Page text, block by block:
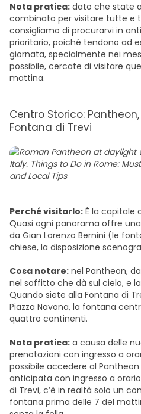
Nota pratica: dato che state
combinato per visitare tutte e
consigliamo di procurarvi in
prioritario, poiché tendono ad
giornata, specialmente nei
possibile, cercate di visitare
mattina.
Centro Storico:
Fontana di Trevi
Perché visitarlo: È la capitale
Quasi ogni panorama offre
da Gian Lorenzo Bernini (le
chiese, la disposizione
Cosa notare: nel Pantheon,
nel soffitto che dà sul cielo, e
Quando siete alla Fontana di
Piazza Navona, la fontana
quattro continenti.
Nota pratica: a causa delle
prenotazioni con ingresso a
possibile accedere al
anticipata con ingresso a
di Trevi, c’è in realtà solo un
fontana prima delle 7 del